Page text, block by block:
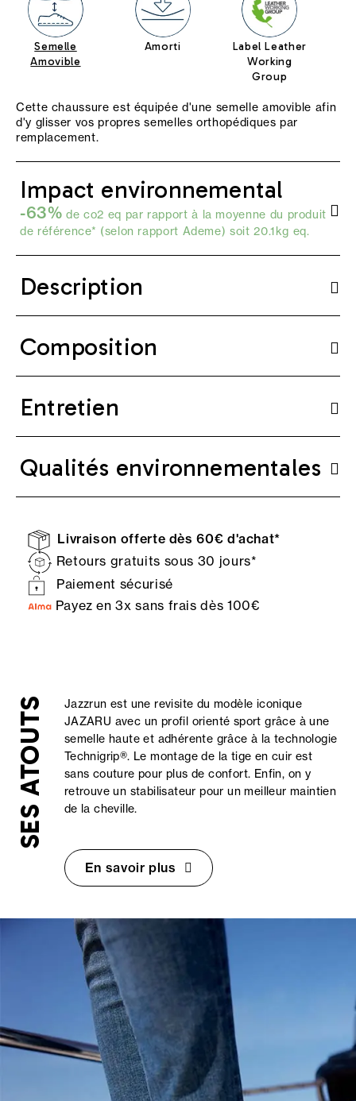
Semelle
Amovible
Amorti
Label Leather
Working
Group
Cette chaussure est équipée d'une semelle amovible afin
d'y glisser vos propres semelles orthopédiques par
remplacement.
Impact environnemental
-63% de co2 eq par rapport à la moyenne du produit
de référence* (selon rapport Ademe) soit 20.1kg eq.
Description
Composition
Entretien
Qualités environnementales
Livraison offerte dès 60€ d'achat*
Retours gratuits sous 30 jours*
Paiement sécurisé
Payez en 3x sans frais dès 100€
SES ATOUTS
Jazzrun est une revisite du modèle iconique
JAZARU avec un profil orienté sport grâce à une
semelle haute et adhérente grâce à la technologie
Technigrip®. Le montage de la tige en cuir est
sans couture pour plus de confort. Enfin, on y
retrouve un stabilisateur pour un meilleur maintien
de la cheville.
En savoir plus